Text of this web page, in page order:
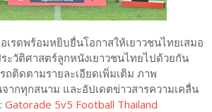
เรดพร้อมหยิบยื่นโอกาสให้เยาวชนไทยเสมอ
ะวัติศาสตร์ลูกหนังเยาวชนไทยไปด้วยกัน
ติดตามรายละเอียดเพิ่มเติม ภาพ
ากทุกสนาม และอัปเดตข่าวสารความเคลื่น
Gatorade 5v5 Football Thailand